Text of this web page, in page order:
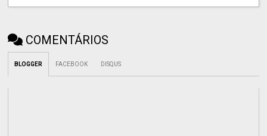
COMENTÁRIOS
BLOGGER FACEBOOK DISQUS